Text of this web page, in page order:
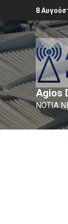
8
Agios
ΝΟΤΙΑ